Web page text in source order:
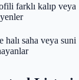
farklı kalıp veya
halı saha veya suni